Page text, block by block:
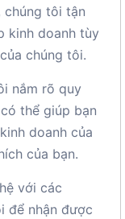
chúng tôi tận
kinh doanh tùy
chúng tôi.
nắm rõ quy
thể giúp bạn
doanh của
của bạn.
với các
để nhận được